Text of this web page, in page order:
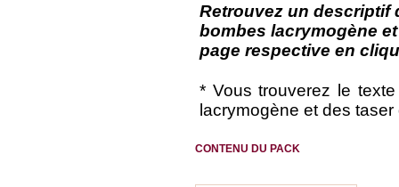
Retrouvez un descriptif
bombes lacrymogène
page respective en
* Vous trouverez le
lacrymogène et des
CONTENU DU PACK